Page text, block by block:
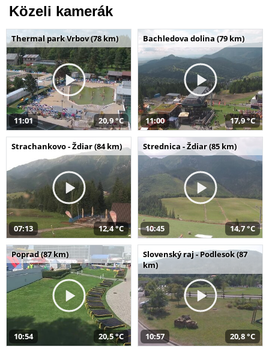
Közeli kamerák
Thermal park Vrbov (78 km)
11:01 20,9 °C
Bachledova dolina (79 km)
11:00 17,9 °C
Strachankovo - Ždiar (84 km)
07:13 12,4 °C
Strednica - Ždiar (85 km)
10:45 14,7 °C
Poprad (87 km)
10:54 20,5 °C
Slovenský raj - Podlesok (87
km)
10:57 20,8 °C